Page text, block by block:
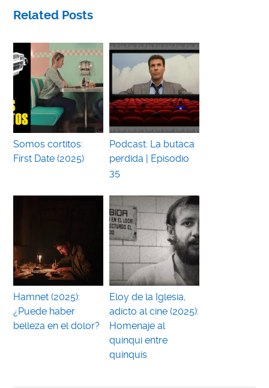
Related Posts
Somos cortitos:
First Date (2025)
Podcast: La butaca
perdida | Episodio
35
Hamnet (2025):
¿Puede haber
belleza en el dolor?
Eloy de la Iglesia,
adicto al cine (2025):
Homenaje al
quinqui entre
quinquis